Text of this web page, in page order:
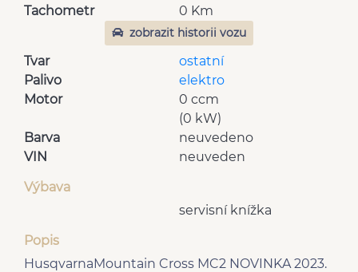
Tachometr
0 Km
zobrazit historii vozu
Tvar
ostatní
Palivo
elektro
Motor
0 ccm
(0 kW)
Barva
neuvedeno
VIN
neuveden
Výbava
servisní knížka
Popis
HusqvarnaMountain Cross MC2 NOVINKA 2023.